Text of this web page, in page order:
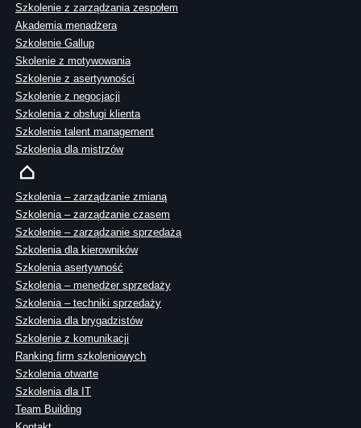
Szkolenie z zarządzania zespołem
Akademia menadżera
Szkolenie Gallup
Skolenie z motywowania
Szkolenie z asertywności
Szkolenie z negocjacji
Szkolenia z obsługi klienta
Szkolenie talent management
Szkolenia dla mistrzów
Szkolenia – zarządzanie zmianą
Szkolenia – zarządzanie czasem
Szkolenie – zarządzanie sprzedażą
Szkolenia dla kierowników
Szkolenia asertywność
Szkolenia – menedżer sprzedaży
Szkolenia – techniki sprzedaży
Szkolenia dla brygadzistów
Szkolenie z komunikacji
Ranking firm szkoleniowych
Szkolenia otwarte
Szkolenia dla IT
Team Building